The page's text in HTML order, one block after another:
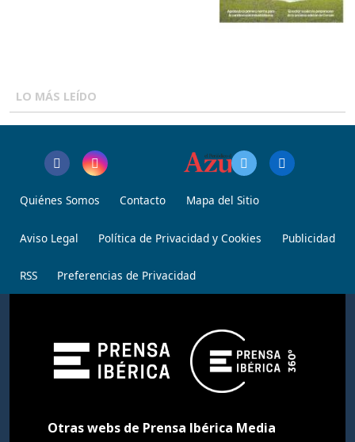
LO MÁS LEÍDO
Quiénes Somos Contacto Mapa del Sitio
Aviso Legal Política de Privacidad y Cookies Publicidad
RSS Preferencias de Privacidad
Otras webs de Prensa Ibérica Media